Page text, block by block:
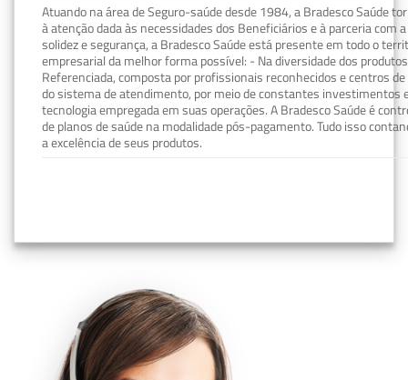
Atuando na área de Seguro-saúde desde 1984, a Bradesco Saúde
à atenção dada às necessidades dos Beneficiários e à parceria com
solidez e segurança, a Bradesco Saúde está presente em todo o
empresarial da melhor forma possível: - Na diversidade dos
Referenciada, composta por profissionais reconhecidos e centros
do sistema de atendimento, por meio de constantes investimentos
tecnologia empregada em suas operações. A Bradesco Saúde é
de planos de saúde na modalidade pós-pagamento. Tudo isso
a excelência de seus produtos.